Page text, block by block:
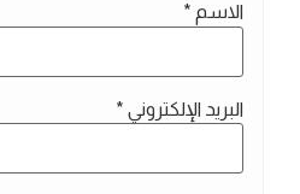
الاسم *
البريد الإلكتروني *